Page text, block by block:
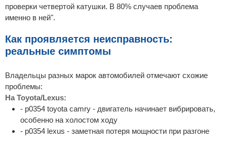
проверки четвертой катушки. В 80% случаев проблема
именно в ней".
Как проявляется неисправность:
реальные симптомы
Владельцы разных марок автомобилей отмечают схожие
проблемы:
На Toyota/Lexus:
- p0354 toyota camry - двигатель начинает вибрировать,
особенно на холостом ходу
- p0354 lexus - заметная потеря мощности при разгоне